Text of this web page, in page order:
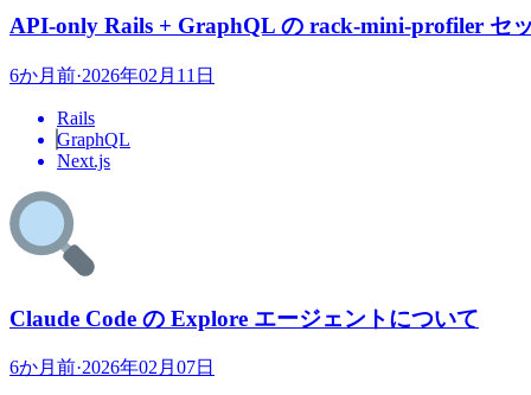
API-only Rails + GraphQL の rack-mini-profiler セ
6か月前·2026年02月11日
Rails
GraphQL
Next.js
Claude Code の Explore エージェントについて
6か月前·2026年02月07日